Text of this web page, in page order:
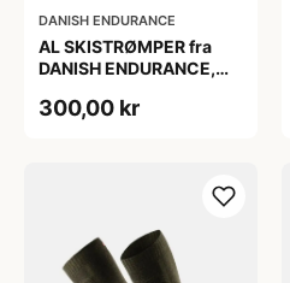
DANISH ENDURANCE
AL SKISTRØMPER fra
DANISH ENDURANCE,
300,00 kr